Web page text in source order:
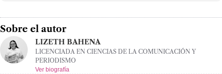
Sobre el autor
LIZETH BAHENA
LICENCIADA EN CIENCIAS DE LA COMUNICACIÓN Y
PERIODISMO
Ver biografía